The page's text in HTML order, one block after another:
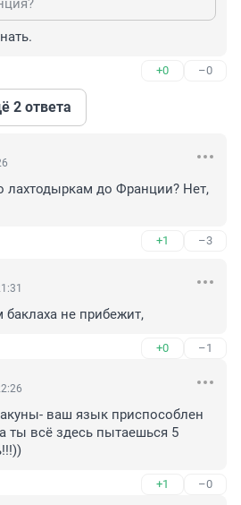
+0 –0
2 ответа
лахтодыркам до Франции? Нет,
+1 –3
не прибежит,
+0 –1
ваш язык приспособлен
ты всё здесь пытаешься 5
+1 –0